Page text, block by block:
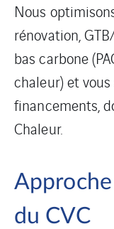
Nous
rénovation,
bas carbone
chaleur) et
financements,
Chaleur.
du CVC